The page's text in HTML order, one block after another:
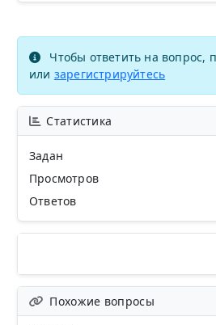
Чтобы ответить на вопрос,
или зарегистрируйтесь
Статистика
Задан
Просмотров
Ответов
Похожие вопросы